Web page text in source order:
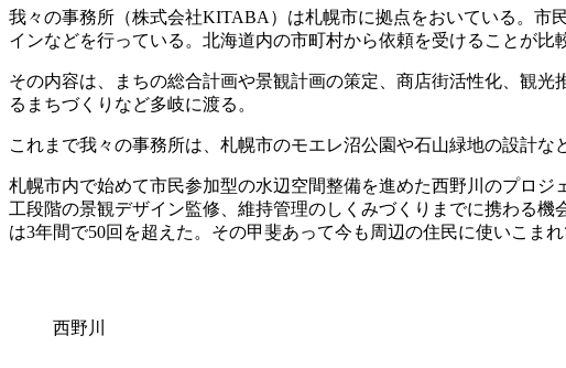
我々の事務所（株式会社KITABA）は札幌市に拠点をおいている。市
インなどを行っている。北海道内の市町村から依頼を受けることが比
その内容は、まちの総合計画や景観計画の策定、商店街活性化、観
るまちづくりなど多岐に渡る。
これまで我々の事務所は、札幌市のモエレ沼公園や石山緑地の設計
札幌市内で始めて市民参加型の水辺空間整備を進めた西野川のプロ
工段階の景観デザイン監修、維持管理のしくみづくりまでに携わる
は3年間で50回を超えた。その甲斐あって今も周辺の住民に使いこま
西野川